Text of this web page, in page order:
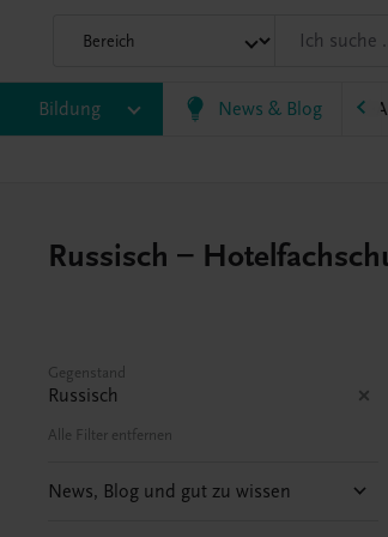
Bildung News & Blog
BS EWF/ZWF FW HAK
Russisch –
Gegenstand
Russisch
Alle Filter entfernen
News, Blog und gut zu wissen